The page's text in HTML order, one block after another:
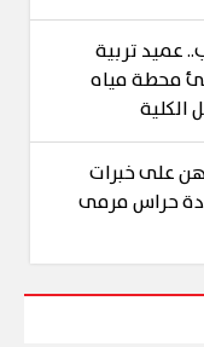
عميد تربية
محطة مياه
الكلية
على خبرات
حراس مرمى